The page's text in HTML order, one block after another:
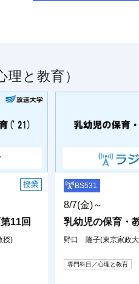
と教育）
授業
11回
授)
BS531
8/7(金)～
乳幼児の保育・
野口 隆子(東京家政
専門科目／心理と教育